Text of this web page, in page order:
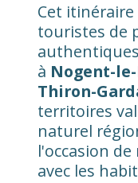
Cet
touristes de
à Nogent-
Thiron-
territoires
naturel
l'occasion
avec les